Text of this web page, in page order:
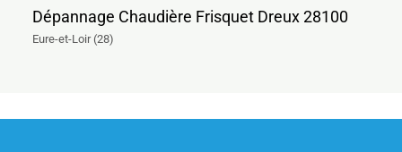
Dépannage Chaudière Frisquet Dreux 28100
Eure-et-Loir (28)